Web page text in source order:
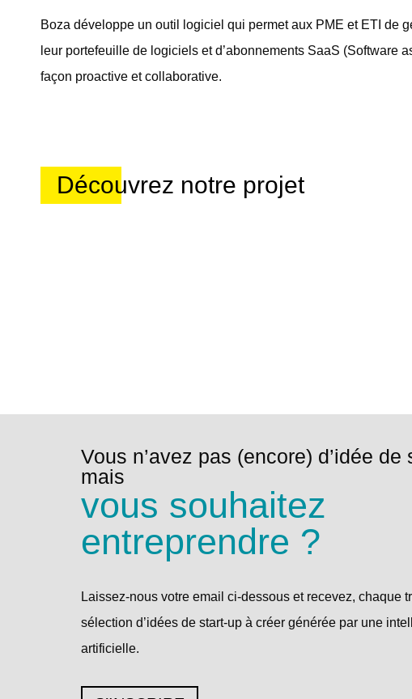
Boza développe un outil logiciel qui permet aux PME et ETI de
leur portefeuille de logiciels et d’abonnements SaaS (Software
façon proactive et collaborative.
Découvrez notre projet
Vous n’avez pas (encore) d’idée de
mais
vous souhaitez
entreprendre ?
Laissez-nous votre email ci-dessous et recevez, chaque
sélection d’idées de start-up à créer générée par une
artificielle.